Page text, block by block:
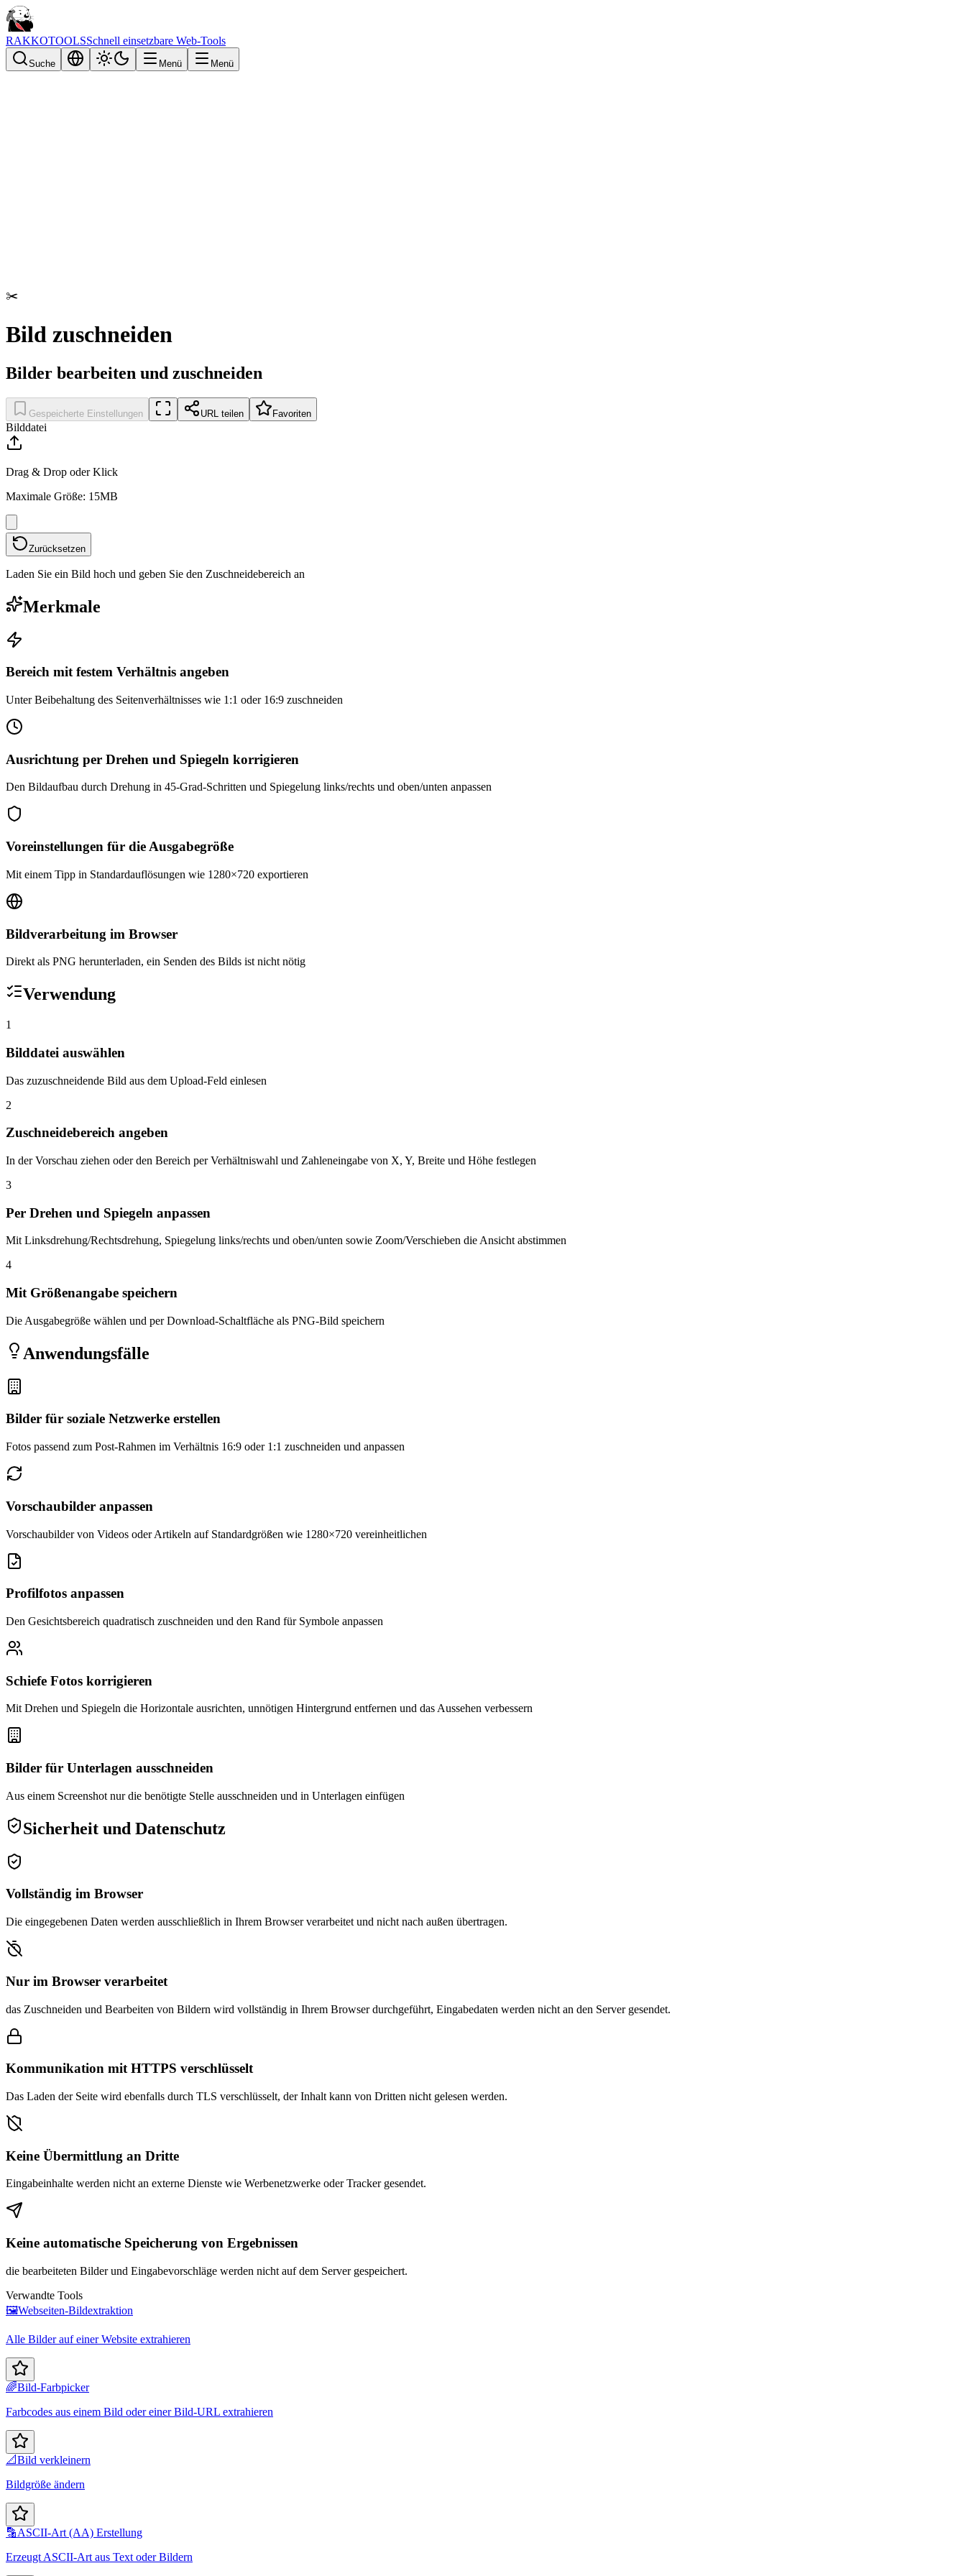
RAKKOTOOLSSchnell einsetzbare Web-Tools
Suche Menü Menü
✂️
Bild zuschneiden
Bilder bearbeiten und zuschneiden
Gespeicherte Einstellungen URL teilen Favoriten
Bilddatei
Drag & Drop oder Klick
Maximale Größe: 15MB
Zurücksetzen
Laden Sie ein Bild hoch und geben Sie den Zuschneidebereich an
Merkmale
Bereich mit festem Verhältnis angeben
Unter Beibehaltung des Seitenverhältnisses wie 1:1 oder 16:9 zuschneiden
Ausrichtung per Drehen und Spiegeln korrigieren
Den Bildaufbau durch Drehung in 45-Grad-Schritten und Spiegelung links/rechts und oben/unten anpassen
Voreinstellungen für die Ausgabegröße
Mit einem Tipp in Standardauflösungen wie 1280×720 exportieren
Bildverarbeitung im Browser
Direkt als PNG herunterladen, ein Senden des Bilds ist nicht nötig
Verwendung
1
Bilddatei auswählen
Das zuzuschneidende Bild aus dem Upload-Feld einlesen
2
Zuschneidebereich angeben
In der Vorschau ziehen oder den Bereich per Verhältniswahl und Zahleneingabe von X, Y, Breite und Höhe festlegen
3
Per Drehen und Spiegeln anpassen
Mit Linksdrehung/Rechtsdrehung, Spiegelung links/rechts und oben/unten sowie Zoom/Verschieben die Ansicht abstimmen
4
Mit Größenangabe speichern
Die Ausgabegröße wählen und per Download-Schaltfläche als PNG-Bild speichern
Anwendungsfälle
Bilder für soziale Netzwerke erstellen
Fotos passend zum Post-Rahmen im Verhältnis 16:9 oder 1:1 zuschneiden und anpassen
Vorschaubilder anpassen
Vorschaubilder von Videos oder Artikeln auf Standardgrößen wie 1280×720 vereinheitlichen
Profilfotos anpassen
Den Gesichtsbereich quadratisch zuschneiden und den Rand für Symbole anpassen
Schiefe Fotos korrigieren
Mit Drehen und Spiegeln die Horizontale ausrichten, unnötigen Hintergrund entfernen und das Aussehen verbessern
Bilder für Unterlagen ausschneiden
Aus einem Screenshot nur die benötigte Stelle ausschneiden und in Unterlagen einfügen
Sicherheit und Datenschutz
Vollständig im Browser
Die eingegebenen Daten werden ausschließlich in Ihrem Browser verarbeitet und nicht nach außen übertragen.
Nur im Browser verarbeitet
das Zuschneiden und Bearbeiten von Bildern wird vollständig in Ihrem Browser durchgeführt, Eingabedaten werden nicht an den Server gesendet.
Kommunikation mit HTTPS verschlüsselt
Das Laden der Seite wird ebenfalls durch TLS verschlüsselt, der Inhalt kann von Dritten nicht gelesen werden.
Keine Übermittlung an Dritte
Eingabeinhalte werden nicht an externe Dienste wie Werbenetzwerke oder Tracker gesendet.
Keine automatische Speicherung von Ergebnissen
die bearbeiteten Bilder und Eingabevorschläge werden nicht auf dem Server gespeichert.
Verwandte Tools
🖼️Webseiten-Bildextraktion
Alle Bilder auf einer Website extrahieren
🌈Bild-Farbpicker
Farbcodes aus einem Bild oder einer Bild-URL extrahieren
📐Bild verkleinern
Bildgröße ändern
🔡ASCII-Art (AA) Erstellung
Erzeugt ASCII-Art aus Text oder Bildern